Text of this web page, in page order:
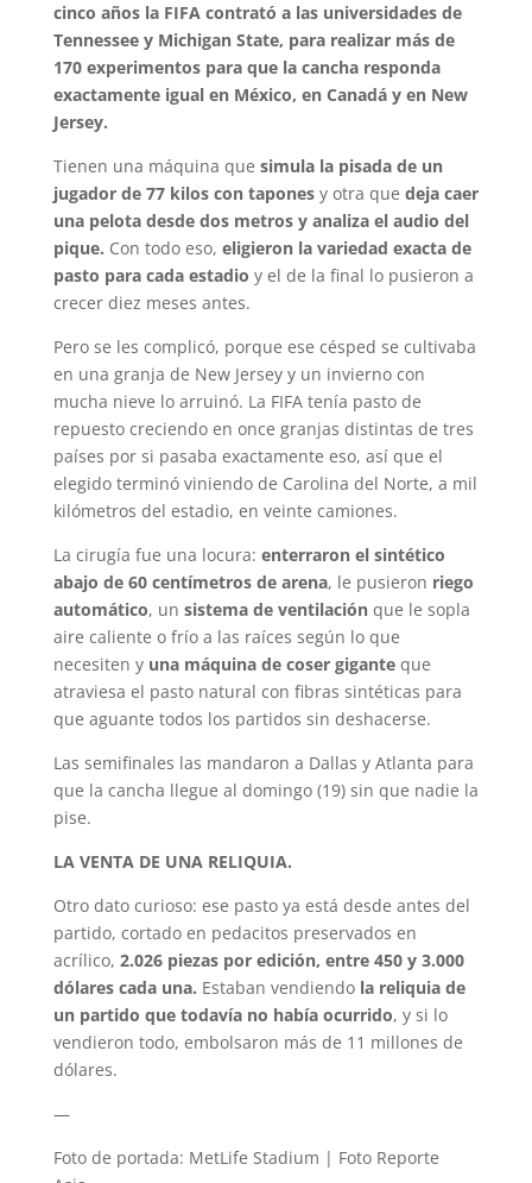
cinco años la FIFA contrató a las universidades de
Tennessee y Michigan State, para realizar más de
170 experimentos para que la cancha responda
exactamente igual en México, en Canadá y en New
Jersey.
Tienen una máquina que simula la pisada de un
jugador de 77 kilos con taponesy otra que deja caer
una pelota desde dos metros y analiza el audio del
pique. Con todo eso, eligieron la variedad exacta de
pasto para cada estadio y el de la final lo pusieron a
crecer diez meses antes.
Pero se les complicó, porque ese césped se cultivaba
en una granja de New Jersey y un invierno con
mucha nieve lo arruinó. La FIFA tenía pasto de
repuesto creciendo en once granjas distintas de tres
países por si pasaba exactamente eso, así que el
elegido terminó viniendo de Carolina del Norte, a mil
kilómetros del estadio, en veinte camiones.
La cirugía fue una locura: enterraron el sintético
abajo de 60 centímetros de arena, le pusieron riego
automático, un sistema de ventilaciónque le sopla
aire caliente o frío a las raíces según lo que
necesiten y una máquina de coser giganteque
atraviesa el pasto natural con fibras sintéticas para
que aguante todos los partidos sin deshacerse.
Las semifinales las mandaron a Dallas y Atlanta para
que la cancha llegue al domingo (19) sin que nadie la
pise.
LA VENTA DE UNA RELIQUIA.
Otro dato curioso: ese pasto ya está desde antes del
partido, cortado en pedacitos preservados en
acrílico, 2.026 piezas por edición, entre 450 y 3.000
dólares cada una. Estaban vendiendo la reliquia de
un partido que todavía no había ocurrido, y si lo
vendieron todo, embolsaron más de 11 millones de
dólares.
—
Foto de portada: MetLife Stadium | Foto Reporte